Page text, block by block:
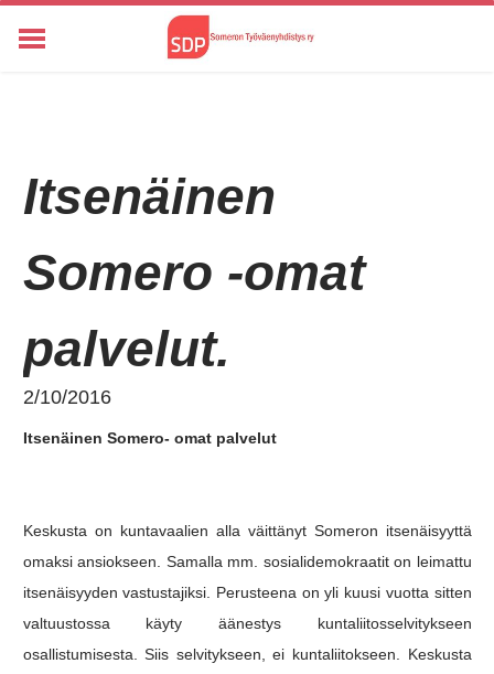
KANNANOTOT
TIETOSUOJASELOSTE
Itsenäinen
Somero -omat
palvelut.
2/10/2016
Itsenäinen Somero- omat palvelut
Keskusta on kuntavaalien alla väittänyt Someron itsenäisyyttä
omaksi ansiokseen. Samalla mm. sosialidemokraatit on leimattu
itsenäisyyden vastustajiksi. Perusteena on yli kuusi vuotta sitten
valtuustossa käyty äänestys kuntaliitosselvitykseen
osallistumisesta. Siis selvitykseen, ei kuntaliitokseen. Keskusta